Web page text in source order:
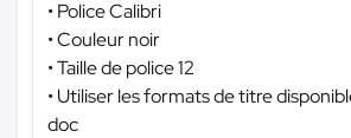
• Police Calibri
• Couleur noir
• Taille de police 12
• Utiliser les formats de titre
doc